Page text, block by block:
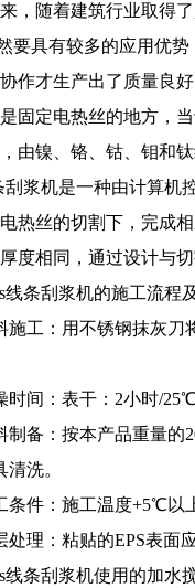
，随着建筑行业取得
要具有较多的应用优
作才生产出了质量良
固定电热丝的地方，
由镍、铬、钴、钼和
刮浆机是一种由计算机
热丝的切割下，完成
度相同，通过设计与
线条刮浆机的施工流程
施工：用不锈钢抹灰刀
时间：表干：2小时/
制备：按本产品重量的
清洗。
条件：施工温度+5℃以
处理：粘贴的EPS表面
线条刮浆机使用的加水